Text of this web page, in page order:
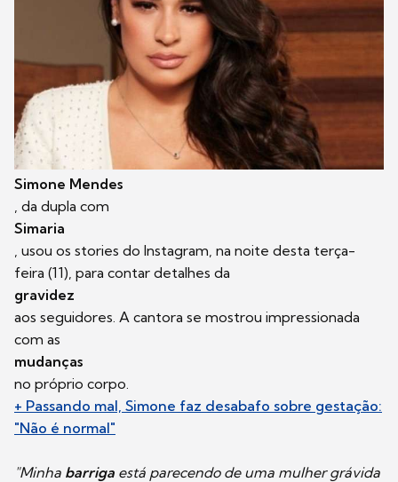
Simone Mendes
, da dupla com
Simaria
, usou os stories do Instagram, na noite desta terça-
feira (11), para contar detalhes da
gravidez
aos seguidores. A cantora se mostrou impressionada
com as
mudanças
no próprio corpo.
+ Passando mal, Simone faz desabafo sobre gestação:
"Não é normal"
"Minha barriga está parecendo de uma mulher grávida